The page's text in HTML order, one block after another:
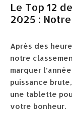
Le Top 12
2025 :
Après des
notre
marquer
puissance
une tablette
votre bonheur.